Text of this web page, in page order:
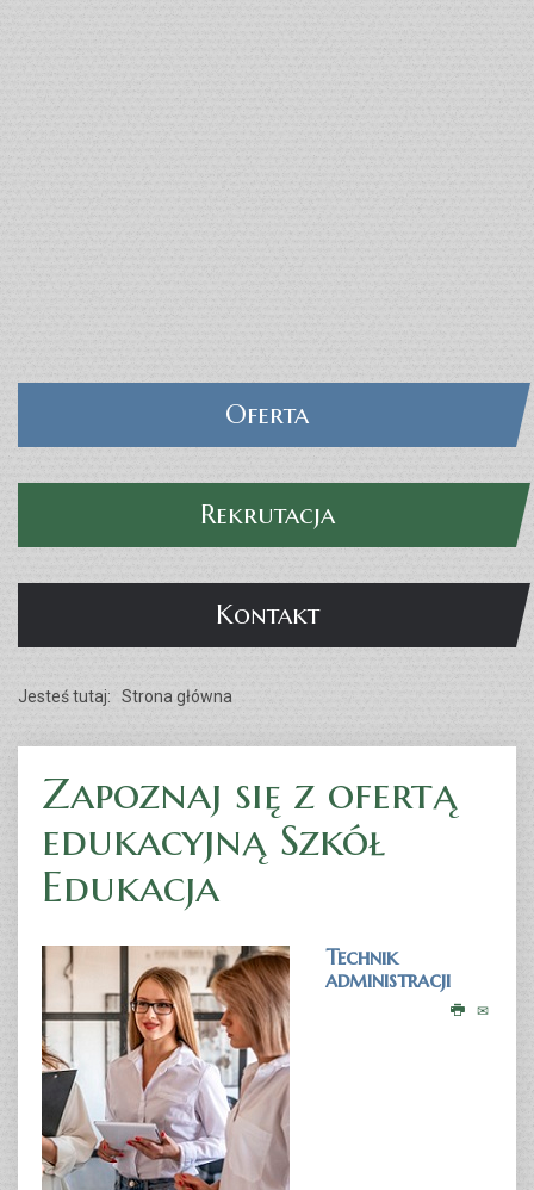
SZKOŁY EDUKACJA
LICEUM OGÓLNOKSZTAŁCĄCE DLA DOROSŁYCH
CZYTAJ WIĘCEJ...
Oferta
Rekrutacja
Kontakt
Jesteś tutaj: Strona główna
Zapoznaj się z ofertą
edukacyjną Szkół
Edukacja
Technik
administracji